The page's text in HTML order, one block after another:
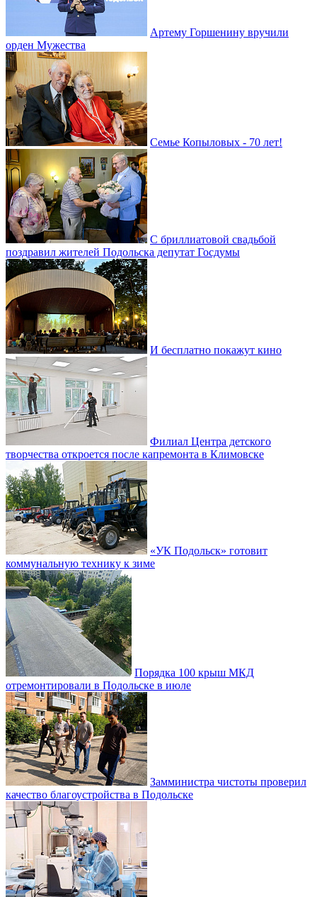
Артему Горшенину вручили
орден Мужества
Семье Копыловых - 70 лет!
С бриллиатовой свадьбой
поздравил жителей Подольска депутат Госдумы
И бесплатно покажут кино
Филиал Центра детского
творчества откроется после капремонта в Климовске
«УК Подольск» готовит
коммунальную технику к зиме
Порядка 100 крыш МКД
отремонтировали в Подольске в июле
Замминистра чистоты проверил
качество благоустройства в Подольске